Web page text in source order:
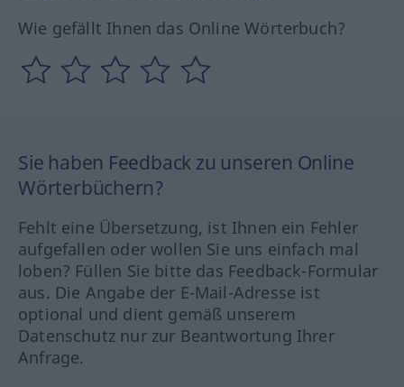
Wie gefällt Ihnen das Online Wörterbuch?
Sie haben Feedback zu unseren Online
Wörterbüchern?
Fehlt eine Übersetzung, ist Ihnen ein Fehler
aufgefallen oder wollen Sie uns einfach mal
loben? Füllen Sie bitte das Feedback-Formular
aus. Die Angabe der E-Mail-Adresse ist
optional und dient gemäß unserem
Datenschutz nur zur Beantwortung Ihrer
Anfrage.